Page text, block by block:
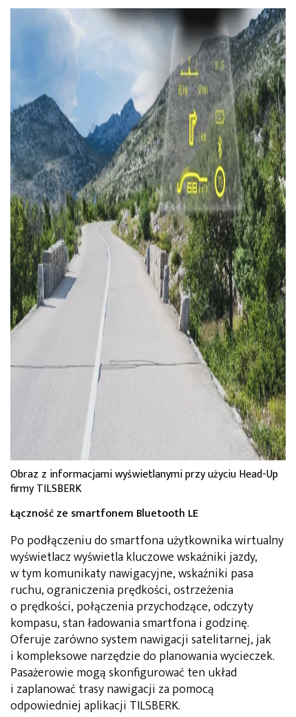
Obraz z informacjami wyświetlanymi przy użyciu Head-Up
firmy TILSBERK
Łączność ze smartfonem Bluetooth LE
Po podłączeniu do smartfona użytkownika wirtualny
wyświetlacz wyświetla kluczowe wskaźniki jazdy,
w tym komunikaty nawigacyjne, wskaźniki pasa
ruchu, ograniczenia prędkości, ostrzeżenia
o prędkości, połączenia przychodzące, odczyty
kompasu, stan ładowania smartfona i godzinę.
Oferuje zarówno system nawigacji satelitarnej, jak
i kompleksowe narzędzie do planowania wycieczek.
Pasażerowie mogą skonfigurować ten układ
i zaplanować trasy nawigacji za pomocą
odpowiedniej aplikacji TILSBERK.